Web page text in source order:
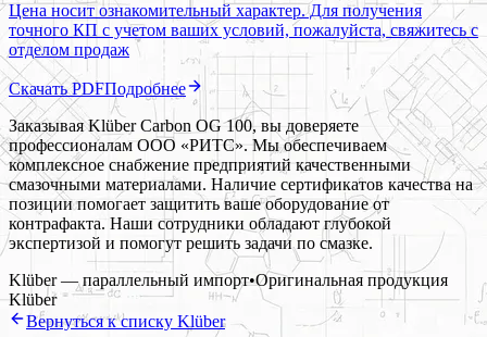
Цена носит ознакомительный характер. Для получения
точного КП с учетом ваших условий, пожалуйста, свяжитесь с
отделом продаж
Скачать PDFПодробнее
Заказывая Klüber Carbon OG 100, вы доверяете
профессионалам ООО «РИТС». Мы обеспечиваем
комплексное снабжение предприятий качественными
смазочными материалами. Наличие сертификатов качества на
позиции помогает защитить ваше оборудование от
контрафакта. Наши сотрудники обладают глубокой
экспертизой и помогут решить задачи по смазке.
Klüber — параллельный импорт•Оригинальная продукция
Klüber
Вернуться к списку Klüber